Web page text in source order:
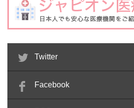
Twitter
Facebook